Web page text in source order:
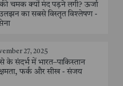
की चमक क्यों मंद पड़ने लगी? ऊर्जा
उलझन का सबसे विस्तृत विश्लेषण -
27, 2025
के संदर्भ में भारत–पाकिस्तान
फर्क और सीख - संजय